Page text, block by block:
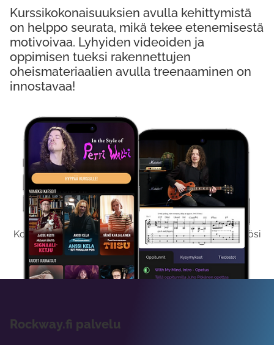
Kokeile Ilmaiseksi
Kokeilemalla ilmaiseksi saat koko sisältömme käyttöösi
viikon ajaksi.
Kurssikokonaisuuksien avulla kehittymistä
on helppo seurata, mikä tekee etenemisestä
motivoivaa. Lyhyiden videoiden ja
oppimisen tueksi rakennettujen
oheismateriaalien avulla treenaaminen on
innostavaa!
Rockway.fi palvelu